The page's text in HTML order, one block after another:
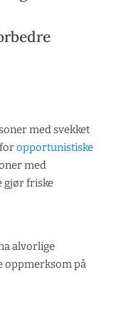
med svekket
opportunistiske
med
gjør friske
alvorlige
oppmerksom på